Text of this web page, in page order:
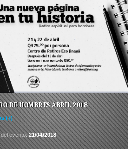
DE HOMBRES ABRIL 2018
(+)
evento:21/04/2018